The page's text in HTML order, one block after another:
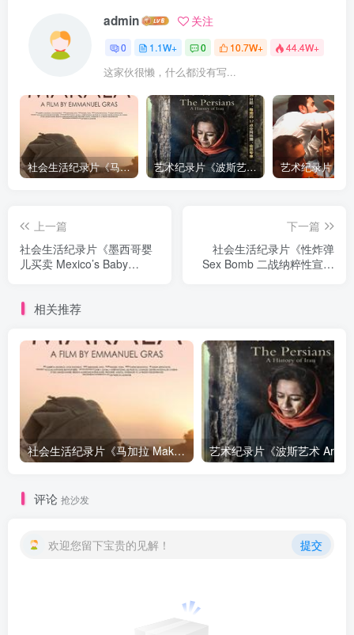
admin 关注
0 1.1W+ 0 10.7W+ 44.4W+
这家伙很懒，什么都没有写...
社会生活纪录片《马加拉 Makala》下载 艺术纪录片《波斯艺术 Art of Persia》下载
上一篇
社会生活纪录片《墨西哥婴
儿买卖 Mexico’s Baby
下一篇
社会生活纪录片《性炸弹
Sex Bomb 二战纳粹性宣传
相关推荐
社会生活纪录片《马加拉 Makala》下载
评论 抢沙发
欢迎您留下宝贵的见解！ 提交